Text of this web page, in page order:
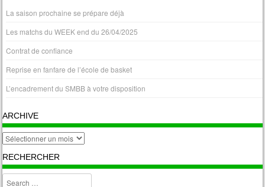
La saison prochaine se prépare déjà
Les matchs du WEEK end du 26/04/2025
Contrat de confiance
Reprise en fanfare de l’école de basket
L’encadrement du SMBB à votre disposition
ARCHIVE
archive
RECHERCHER
Search